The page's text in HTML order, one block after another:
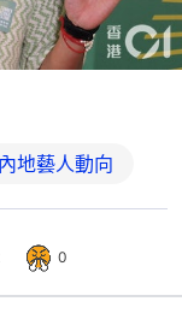
內地藝人動向
0